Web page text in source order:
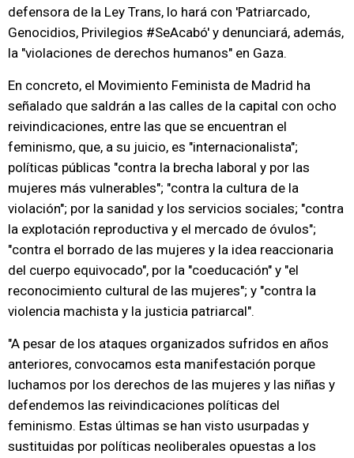
defensora de la Ley Trans, lo hará con 'Patriarcado,
Genocidios, Privilegios #SeAcabó' y denunciará, además,
la "violaciones de derechos humanos" en Gaza.
En concreto, el Movimiento Feminista de Madrid ha
señalado que saldrán a las calles de la capital con ocho
reivindicaciones, entre las que se encuentran el
feminismo, que, a su juicio, es "internacionalista";
políticas públicas "contra la brecha laboral y por las
mujeres más vulnerables"; "contra la cultura de la
violación"; por la sanidad y los servicios sociales; "contra
la explotación reproductiva y el mercado de óvulos";
"contra el borrado de las mujeres y la idea reaccionaria
del cuerpo equivocado", por la "coeducación" y "el
reconocimiento cultural de las mujeres"; y "contra la
violencia machista y la justicia patriarcal".
"A pesar de los ataques organizados sufridos en años
anteriores, convocamos esta manifestación porque
luchamos por los derechos de las mujeres y las niñas y
defendemos las reivindicaciones políticas del
feminismo. Estas últimas se han visto usurpadas y
sustituidas por políticas neoliberales opuestas a los